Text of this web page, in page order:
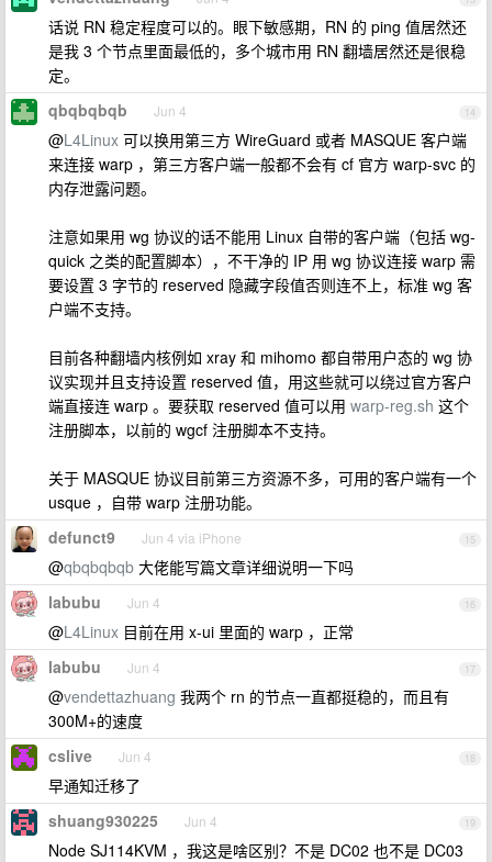
话说 RN 稳定程度可以的。眼下敏感期，RN 的 ping 值居然还
是我 3 个节点里面最低的，多个城市用 RN 翻墙居然还是很稳
定。
14
qbqbqbqb Jun 4
@L4Linux 可以换用第三方 WireGuard 或者 MASQUE 客户端
来连接 warp ，第三方客户端一般都不会有 cf 官方 warp-svc 的
内存泄露问题。
注意如果用 wg 协议的话不能用 Linux 自带的客户端（包括 wg-
quick 之类的配置脚本），不干净的 IP 用 wg 协议连接 warp 需
要设置 3 字节的 reserved 隐藏字段值否则连不上，标准 wg 客
户端不支持。
目前各种翻墙内核例如 xray 和 mihomo 都自带用户态的 wg 协
议实现并且支持设置 reserved 值，用这些就可以绕过官方客户
端直接连 warp 。要获取 reserved 值可以用 warp-reg.sh 这个
注册脚本，以前的 wgcf 注册脚本不支持。
关于 MASQUE 协议目前第三方资源不多，可用的客户端有一个
usque ，自带 warp 注册功能。
15
defunct9 Jun 4 via iPhone
@qbqbqbqb 大佬能写篇文章详细说明一下吗
16
labubu Jun 4
@L4Linux 目前在用 x-ui 里面的 warp ，正常
17
labubu Jun 4
@vendettazhuang 我两个 rn 的节点一直都挺稳的，而且有
300M+的速度
18
cslive Jun 4
早通知迁移了
19
shuang930225 Jun 4
Node SJ114KVM ，我这是啥区别？不是 DC02 也不是 DC03